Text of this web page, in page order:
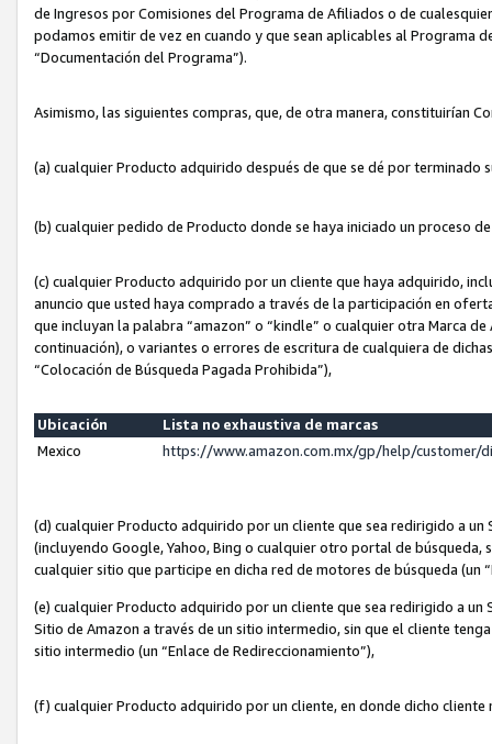
de Ingresos por Comisiones del Programa de Afiliados o de
podamos emitir de vez en cuando y que sean aplicables al Programa
“Documentación del Programa”).
Asimismo, las siguientes compras, que, de otra manera, constituirían
(a) cualquier Producto adquirido después de que se dé por terminado
(b) cualquier pedido de Producto donde se haya iniciado un proceso
(c) cualquier Producto adquirido por un cliente que haya adquirido,
anuncio que usted haya comprado a través de la participación en
que incluyan la palabra “amazon” o “kindle” o cualquier otra Marca
continuación), o variantes o errores de escritura de cualquiera de
“Colocación de Búsqueda Pagada Prohibida”),
Ubicación
Lista no exhaustiva de marcas
Mexico
https://www.amazon.com.mx/gp/help/customer/
(d) cualquier Producto adquirido por un cliente que sea redirigido a
(incluyendo Google, Yahoo, Bing o cualquier otro portal de
cualquier sitio que participe en dicha red de motores de búsqueda (un
(e) cualquier Producto adquirido por un cliente que sea redirigido a un
Sitio de Amazon a través de un sitio intermedio, sin que el cliente
sitio intermedio (un “Enlace de Redireccionamiento”),
(f) cualquier Producto adquirido por un cliente, en donde dicho